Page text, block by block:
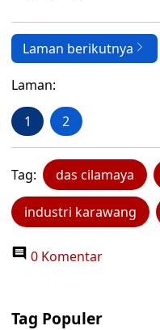
Laman berikutnya
Laman:
1 2
Tag: das cilamaya
industri karawang
0 Komentar
Tag Populer